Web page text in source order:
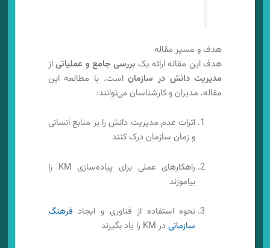
هدف و مسیر مقاله
هدف این مقاله ارائه یک بررسی جامع و عملیاتیاز
مدیریت دانش در سازماناست. با مطالعه این
مقاله، مدیران و کارشناسان می‌توانند:
اثرات عدم مدیریت دانش را بر منابع انسانی
و زمان سازمان درک کنند
راهکارهای عملی برای پیاده‌سازی KM را
بیاموزند
نحوه استفاده از فناوری و ایجاد فرهنگ
سازمانیدر KM را یاد بگیرند